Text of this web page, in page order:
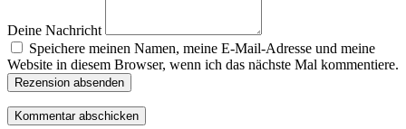
Deine Nachricht
Speichere meinen Namen, meine E-Mail-Adresse und meine
Website in diesem Browser, wenn ich das nächste Mal kommentiere.
Rezension absenden